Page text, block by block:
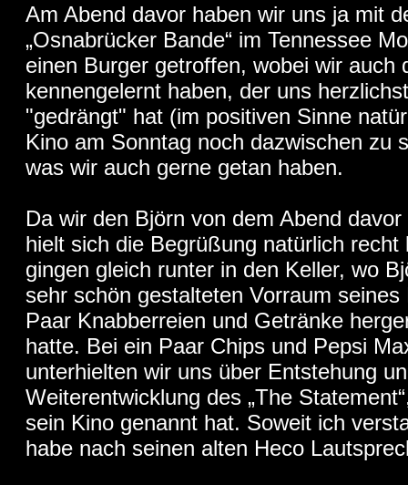
Am Abend davor haben wir uns ja mit
„Osnabrücker Bande“ im Tennessee
einen Burger getroffen, wobei wir auch
kennengelernt haben, der uns
"gedrängt" hat (im positiven Sinne
Kino am Sonntag noch dazwischen zu
was wir auch gerne getan haben.
Da wir den Björn von dem Abend
hielt sich die Begrüßung natürlich recht
gingen gleich runter in den Keller, wo
sehr schön gestalteten Vorraum seines
Paar Knabberreien und Getränke
hatte. Bei ein Paar Chips und Pepsi
unterhielten wir uns über Entstehung
Weiterentwicklung des „The
sein Kino genannt hat. Soweit ich
habe nach seinen alten Heco